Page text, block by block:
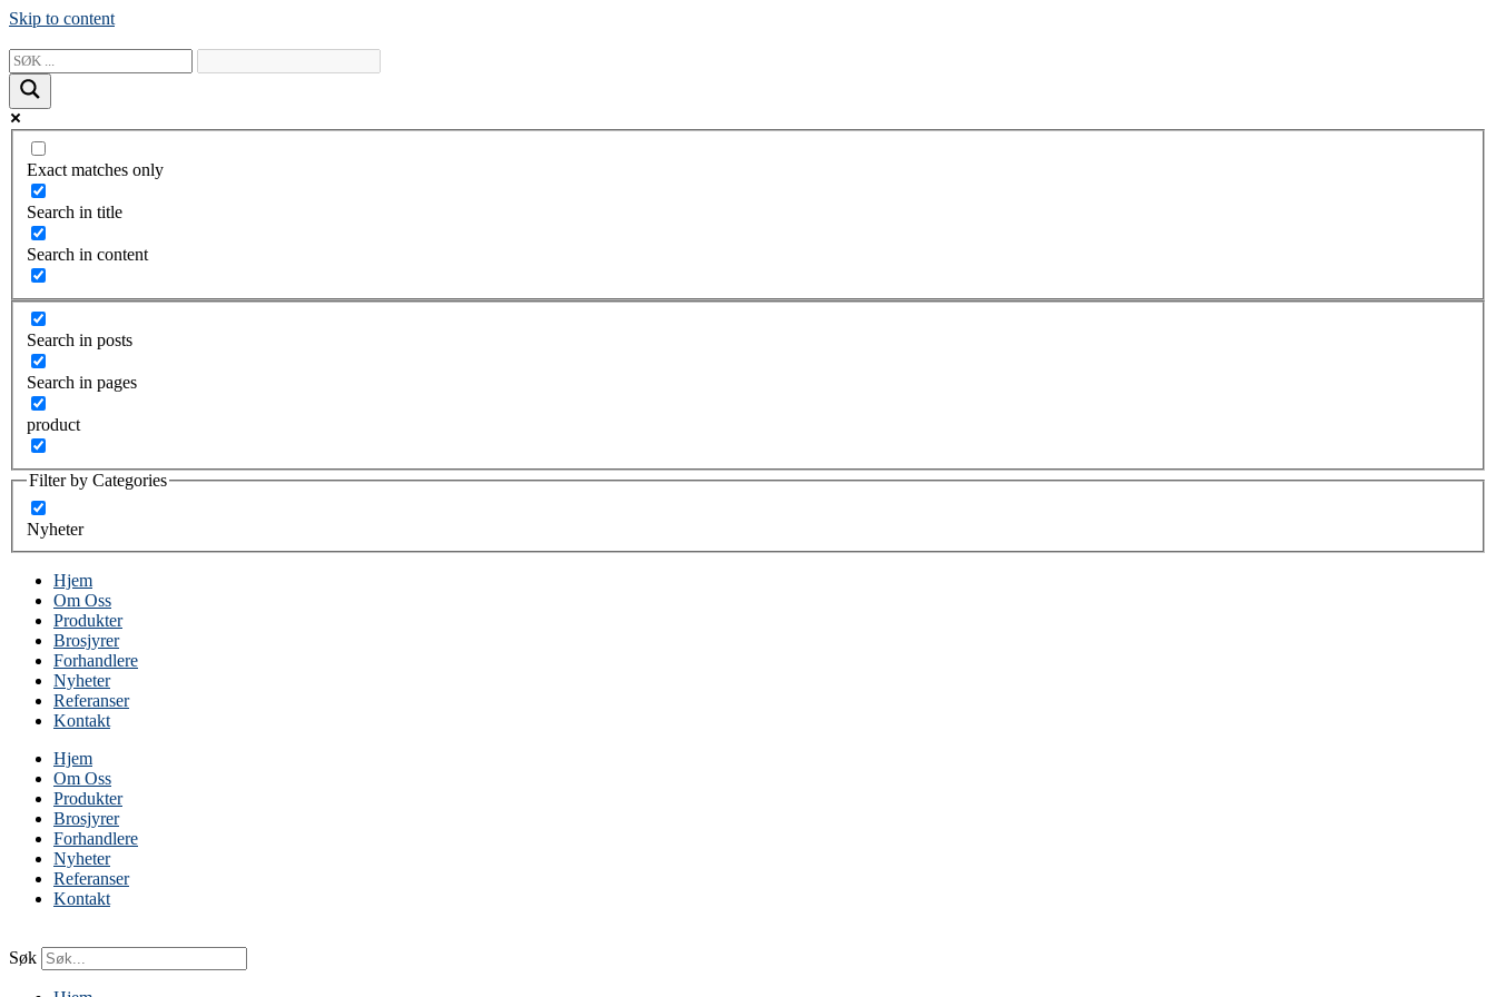
Skip to content
Exact matches only
Search in title
Search in content
Search in posts
Search in pages
product
Filter by Categories
Nyheter
Hjem
Om Oss
Produkter
Brosjyrer
Forhandlere
Nyheter
Referanser
Kontakt
Hjem
Om Oss
Produkter
Brosjyrer
Forhandlere
Nyheter
Referanser
Kontakt
Søk